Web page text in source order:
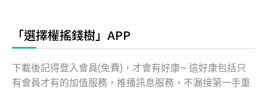
「選擇權搖錢樹」APP
下載後記得登入會員(免費)，才會有好康~ 這好康包括只
有會員才有的加值服務，推播訊息服務，不漏接第一手重